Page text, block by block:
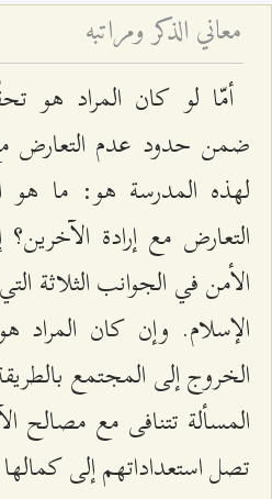
معاني الذكر ومراتبه
أمّا لو كان المراد هو
ضمن حدود عدم التعارض
لهذه المدرسة هو: ما هو
التعارض مع إرادة
الأمن في الجوانب الثلاثة
الإسلام. وإن كان
الخروج إلى المجتمع
المسألة تتنافى مع مصالح
تصل استعداداتهم إلى كمالها